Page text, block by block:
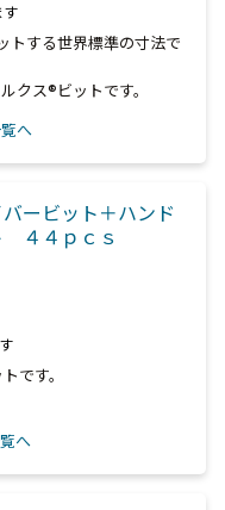
す
トする世界標準の寸法で
クス®ビットです。
へ
ービット＋ハンド
４４ｐｃｓ
です。
へ